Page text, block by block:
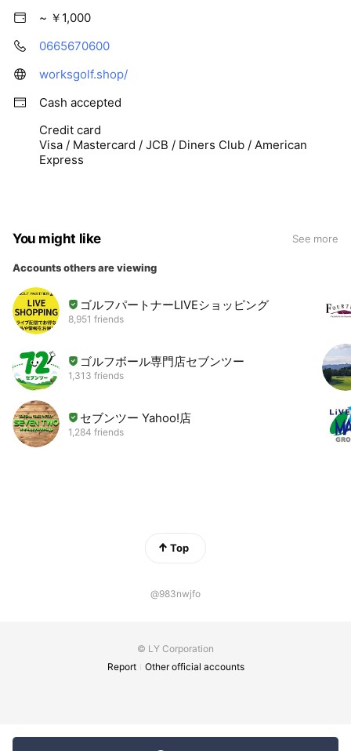
~ ￥1,000
0665670600
worksgolf.shop/
Cash accepted
Credit card
Visa / Mastercard / JCB / Diners Club / American
Express
You might like See more
Accounts others are viewing
ゴルフパートナーLIVEショッピング
8,951 friends
ゴルフボール専門店セブンツー
1,313 friends
セブンツー Yahoo!店
1,284 friends
Top
@983nwjfo
© LY Corporation
Report
Other official accounts